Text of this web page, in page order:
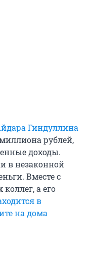
Гиндуллина
рублей,
доходы.
в незаконной
Вместе с
а его
в
на дома